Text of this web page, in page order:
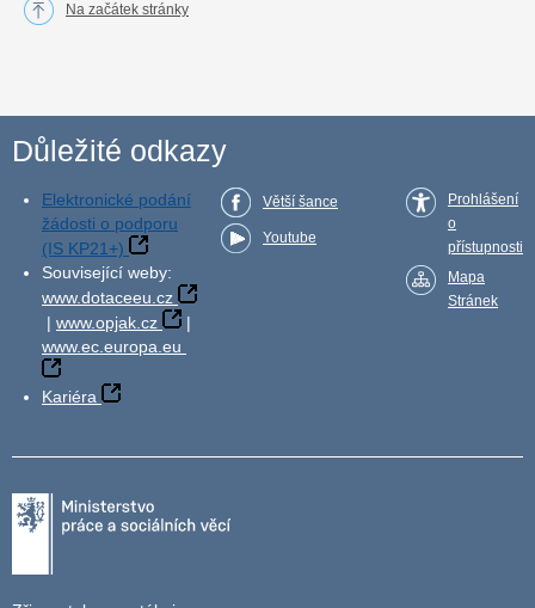
Na začátek stránky
Důležité odkazy
Elektronické podání
žádosti o podporu
(IS KP21+)
Související weby:
www.dotaceeu.cz
| www.opjak.cz
|
www.ec.europa.eu
Kariéra
Větší šance
Youtube
Prohlášení
o
přístupnosti
Mapa
Stránek